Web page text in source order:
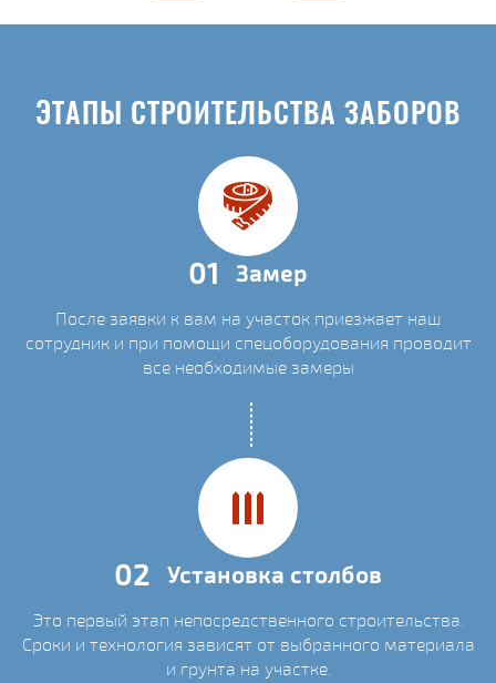
ЭТАПЫ СТРОИТЕЛЬСТВА ЗАБОРОВ
01 Замер
После заявки к вам на участок приезжает наш
сотрудник и при помощи спецоборудования проводит
все необходимые замеры
02 Установка столбов
Это первый этап непосредственного строительства.
Сроки и технология зависят от выбранного материала
и грунта на участке.